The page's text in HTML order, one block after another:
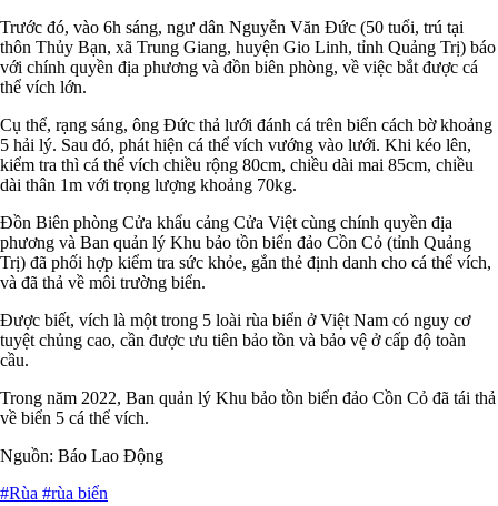
Trước đó, vào 6h sáng, ngư dân Nguyễn Văn Đức (50 tuổi, trú tại
thôn Thủy Bạn, xã Trung Giang, huyện Gio Linh, tỉnh Quảng Trị) báo
với chính quyền địa phương và đồn biên phòng, về việc bắt được cá
thể vích lớn.
Cụ thể, rạng sáng, ông Đức thả lưới đánh cá trên biển cách bờ khoảng
5 hải lý. Sau đó, phát hiện cá thể vích vướng vào lưới. Khi kéo lên,
kiểm tra thì cá thể vích chiều rộng 80cm, chiều dài mai 85cm, chiều
dài thân 1m với trọng lượng khoảng 70kg.
Đồn Biên phòng Cửa khẩu cảng Cửa Việt cùng chính quyền địa
phương và Ban quản lý Khu bảo tồn biển đảo Cồn Cỏ (tỉnh Quảng
Trị) đã phối hợp kiểm tra sức khỏe, gắn thẻ định danh cho cá thể vích,
và đã thả về môi trường biển.
Được biết, vích là một trong 5 loài rùa biển ở Việt Nam có nguy cơ
tuyệt chủng cao, cần được ưu tiên bảo tồn và bảo vệ ở cấp độ toàn
cầu.
Trong năm 2022, Ban quản lý Khu bảo tồn biển đảo Cồn Cỏ đã tái thả
về biển 5 cá thể vích.
Nguồn: Báo Lao Động
#Rùa #rùa biển